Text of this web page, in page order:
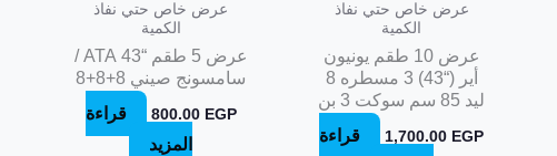
عرض خاص حتي نفاذ
الكمية
عرض 10 طقم يونيون
أير (“43) 3 مسطره 8
ليد 85 سم سوكت 3 بن
1,700.00 EGP
قراءة
عرض خاص حتي نفاذ
الكمية
عرض 5 طقم “43 ATA /
سامسونج صيني 8+8+8
800.00 EGP
قراءة
المزيد